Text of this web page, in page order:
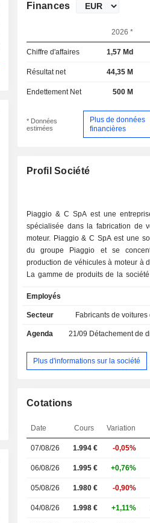
Finances
2026 *
Chiffre d'affaires 1,57 Md
Résultat net 44,35 M
Endettement Net 500 M
* Données
estimées
Plus de données
financières
Profil Société
Piaggio & C SpA est une
spécialisée dans la fabrication de
moteur. Piaggio & C SpA est une
du groupe Piaggio et se
production de véhicules à moteur à
La gamme de produits de la société
motocyclettes de 50 cm3 à 1
commercialisés sous les
Scarabeo. Piaggio & C SpA
avec ses gammes de véhicules
Ape, Porter et Quargo. En outre,
L'entreprise mène des activités de
moteurs dans les unités de
Pontedera et de Noale, entre autres.
international par l'intermédiaire de
SA, Aprilia Racing Srl, Piaggio
Piaggio France SAS et National
Employés
Secteur Fabricants de voitures
Agenda 21/09 Détachement de
Plus d'informations sur la société
Cotations
Date Cours Variation
07/08/26 1.994 € -0,05%
06/08/26 1.995 € +0,76%
05/08/26 1.980 € -0,90%
04/08/26 1.998 € +1,11%